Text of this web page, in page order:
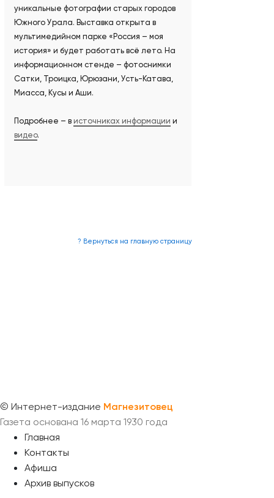
? Вернуться на главную страницу
уникальные фотографии старых городов
Южного Урала. Выставка открыта в
мультимедийном парке «Россия – моя
история» и будет работать всё лето. На
информационном стенде – фотоснимки
Сатки, Троицка, Юрюзани, Усть-Катава,
Миасса, Кусы и Аши.
Подробнее – в источниках информации и
видео.
© Интернет-издание Магнезитовец
Газета основана 16 марта 1930 года
Главная
Контакты
Афиша
Архив выпусков